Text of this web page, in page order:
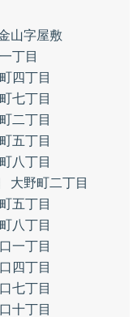
山字屋敷
丁目
四丁目
七丁目
二丁目
五丁目
八丁目
大野町二丁目
五丁目
八丁目
一丁目
四丁目
七丁目
十丁目